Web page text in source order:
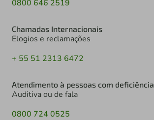
0800 646 2519
Chamadas Internacionais
Elogios e reclamações
+ 55 51 2313 6472
Atendimento à pessoas com deficiência
Auditiva ou de fala
0800 724 0525